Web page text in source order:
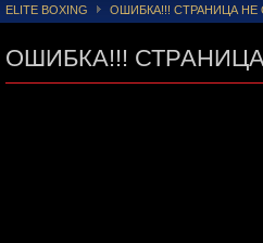
ELITE BOXING ОШИБКА!!! СТРАНИЦА
ОШИБКА!!!